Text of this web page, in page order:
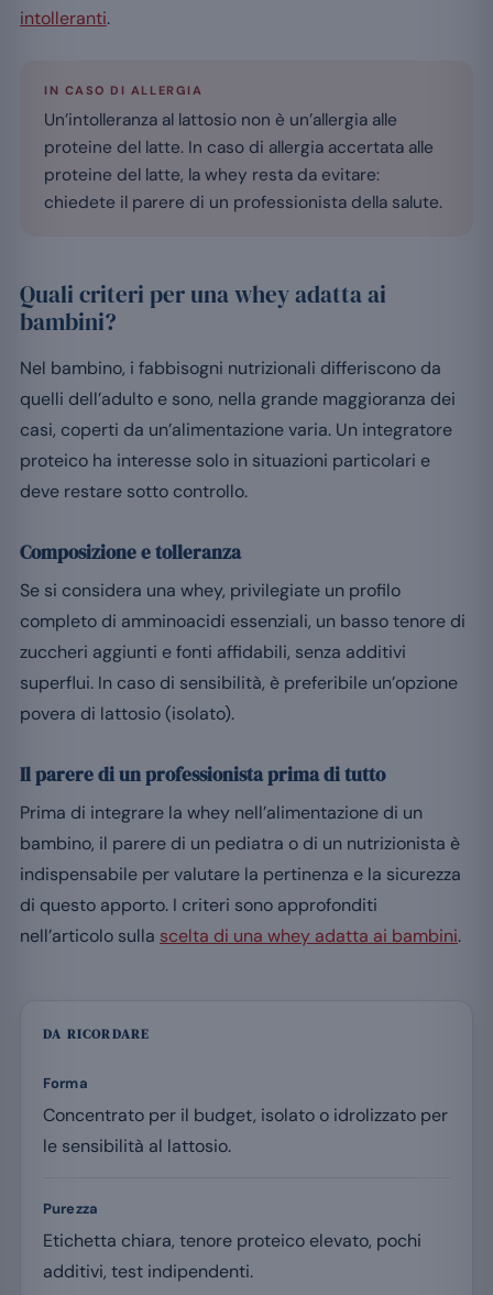
intolleranti.
IN CASO DI ALLERGIA
Un’intolleranza al lattosio non è un’allergia alle
proteine del latte. In caso di allergia accertata alle
proteine del latte, la whey resta da evitare:
chiedete il parere di un professionista della salute.
Quali criteri per una whey adatta ai
bambini?
Nel bambino, i fabbisogni nutrizionali differiscono da
quelli dell’adulto e sono, nella grande maggioranza dei
casi, coperti da un’alimentazione varia. Un integratore
proteico ha interesse solo in situazioni particolari e
deve restare sotto controllo.
Composizione e tolleranza
Se si considera una whey, privilegiate un profilo
completo di amminoacidi essenziali, un basso tenore di
zuccheri aggiunti e fonti affidabili, senza additivi
superflui. In caso di sensibilità, è preferibile un’opzione
povera di lattosio (isolato).
Il parere di un professionista prima di tutto
Prima di integrare la whey nell’alimentazione di un
bambino, il parere di un pediatra o di un nutrizionista è
indispensabile per valutare la pertinenza e la sicurezza
di questo apporto. I criteri sono approfonditi
nell’articolo sulla scelta di una whey adatta ai bambini.
DA RICORDARE
Forma
Concentrato per il budget, isolato o idrolizzato per
le sensibilità al lattosio.
Purezza
Etichetta chiara, tenore proteico elevato, pochi
additivi, test indipendenti.